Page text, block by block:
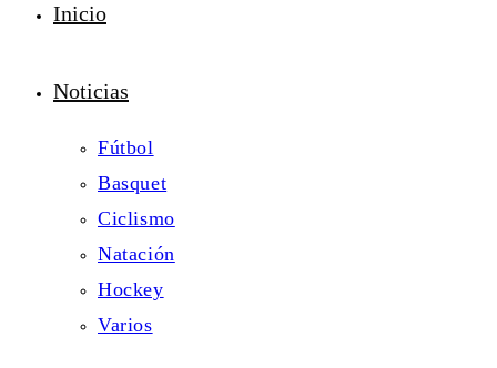
Inicio
Noticias
Fútbol
Basquet
Ciclismo
Natación
Hockey
Varios